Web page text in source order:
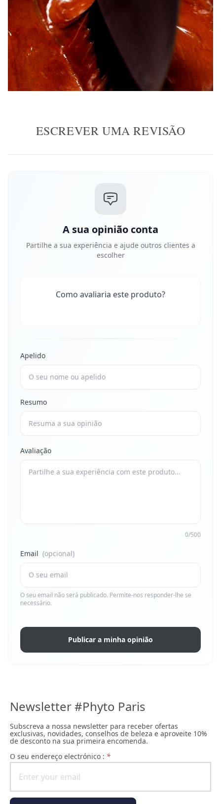
ESCREVER UMA REVISÃO
A sua opinião conta
Partilhe a sua experiência e ajude outros clientes a
escolher
Como avaliaria este produto?
Apelido
Resumo
Avaliação
0/500
Email (opcional)
O seu email não será publicado. Permite-nos responder-lhe se
necessário.
Publicar a minha opinião
Newsletter #Phyto Paris
Subscreva a nossa newsletter para receber ofertas
exclusivas, novidades, conselhos de beleza e aproveite 10%
de desconto na sua primeira encomenda.
O seu endereço electrónico : *